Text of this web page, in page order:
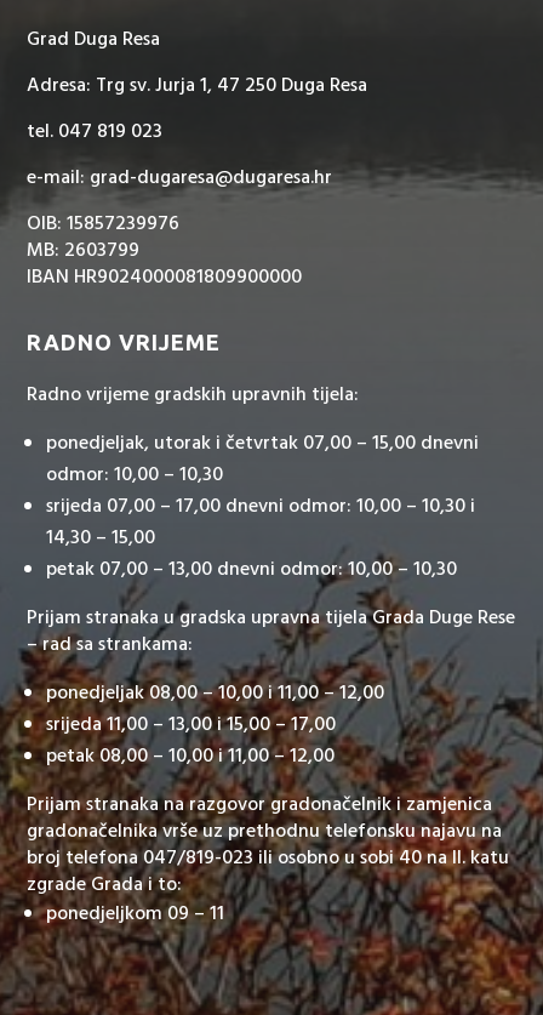
Grad Duga Resa
Adresa: Trg sv. Jurja 1, 47 250 Duga Resa
tel. 047 819 023
e-mail: grad-dugaresa@dugaresa.hr
OIB: 15857239976
MB: 2603799
IBAN HR9024000081809900000
RADNO VRIJEME
Radno vrijeme gradskih upravnih tijela:
ponedjeljak, utorak i četvrtak 07,00 – 15,00 dnevni
odmor: 10,00 – 10,30
srijeda 07,00 – 17,00 dnevni odmor: 10,00 – 10,30 i
14,30 – 15,00
petak 07,00 – 13,00 dnevni odmor: 10,00 – 10,30
Prijam stranaka u gradska upravna tijela Grada Duge Rese
– rad sa strankama:
ponedjeljak 08,00 – 10,00 i 11,00 – 12,00
srijeda 11,00 – 13,00 i 15,00 – 17,00
petak 08,00 – 10,00 i 11,00 – 12,00
Prijam stranaka na razgovor gradonačelnik i zamjenica
gradonačelnika vrše uz prethodnu telefonsku najavu na
broj telefona 047/819-023 ili osobno u sobi 40 na II. katu
zgrade Grada i to:
ponedjeljkom 09 – 11